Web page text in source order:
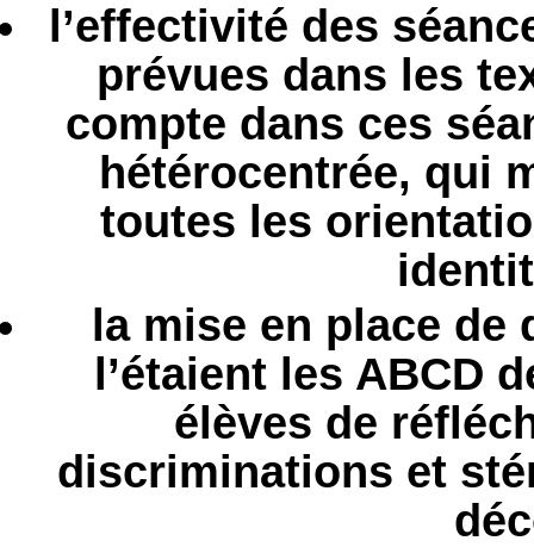
l’effectivité des
prévues dans les
compte dans ces
hétérocentrée, qui
toutes les
la mise en place
l’étaient les ABCD
élèves de
discriminations et